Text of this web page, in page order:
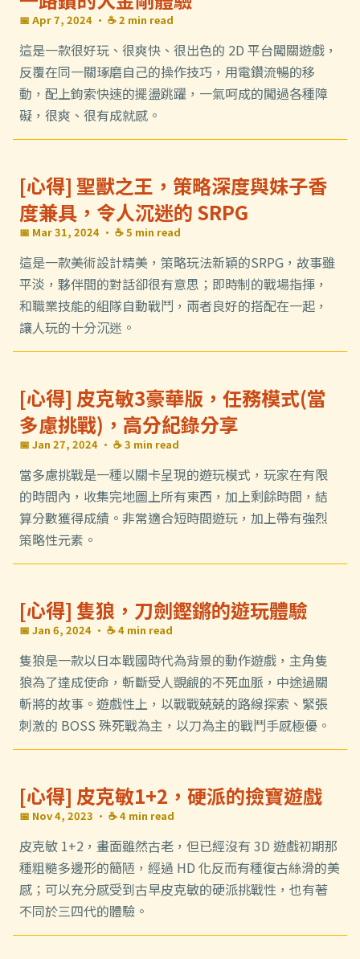
📅 Apr 7, 2024 · ☕ 2 min read
這是一款很好玩、很爽快、很出色的 2D 平台闖關遊戲，
反覆在同一關琢磨自己的操作技巧，用電鑽流暢的移
動，配上鉤索快速的擺盪跳躍，一氣呵成的闖過各種障
礙，很爽、很有成就感。
[心得] 聖獸之王，策略深度與妹子香
度兼具，令人沉迷的 SRPG
📅 Mar 31, 2024 · ☕ 5 min read
這是一款美術設計精美，策略玩法新穎的SRPG，故事雖
平淡，夥伴間的對話卻很有意思；即時制的戰場指揮，
和職業技能的組隊自動戰鬥，兩者良好的搭配在一起，
讓人玩的十分沉迷。
[心得] 皮克敏3豪華版，任務模式(當
多慮挑戰)，高分紀錄分享
📅 Jan 27, 2024 · ☕ 3 min read
當多慮挑戰是一種以關卡呈現的遊玩模式，玩家在有限
的時間內，收集完地圖上所有東西，加上剩餘時間，結
算分數獲得成績。非常適合短時間遊玩，加上帶有強烈
策略性元素。
[心得] 隻狼，刀劍鏗鏘的遊玩體驗
📅 Jan 6, 2024 · ☕ 4 min read
隻狼是一款以日本戰國時代為背景的動作遊戲，主角隻
狼為了達成使命，斬斷受人覬覦的不死血脈，中途過關
斬將的故事。遊戲性上，以戰戰兢兢的路線探索、緊張
刺激的 BOSS 殊死戰為主，以刀為主的戰鬥手感極優。
[心得] 皮克敏1+2，硬派的撿寶遊戲
📅 Nov 4, 2023 · ☕ 4 min read
皮克敏 1+2，畫面雖然古老，但已經沒有 3D 遊戲初期那
種粗糙多邊形的簡陋，經過 HD 化反而有種復古絲滑的美
感；可以充分感受到古早皮克敏的硬派挑戰性，也有著
不同於三四代的體驗。